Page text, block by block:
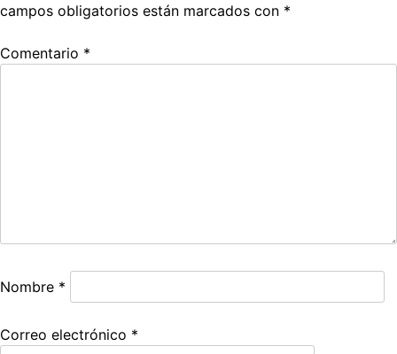
campos obligatorios están marcados con *
Comentario *
Nombre *
Correo electrónico *